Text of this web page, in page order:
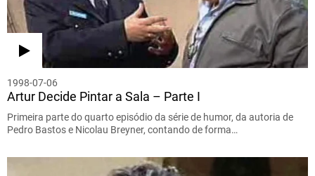
1998-07-06
Artur Decide Pintar a Sala – Parte I
Primeira parte do quarto episódio da série de humor, da autoria de
Pedro Bastos e Nicolau Breyner, contando de forma…